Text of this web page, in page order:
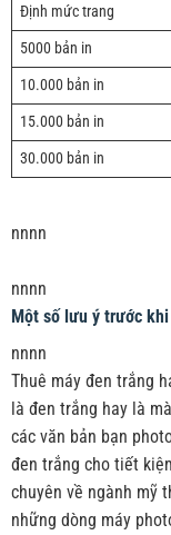
Định mức trang
5000 bản in
10.000 bản in
15.000 bản in
30.000 bản in
nnnn
nnnn
Một số lưu ý trước
nnnn
Thuê máy đen trắng
là đen trắng hay là
các văn bản bạn
đen trắng cho tiết
chuyên về ngành mỹ
những dòng máy